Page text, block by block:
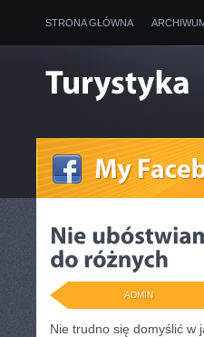
STRONA GŁÓWNA
ADMIN
Nie trudno się domyślić w